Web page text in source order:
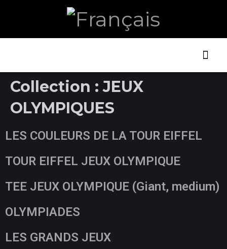
Collection :JEUX
OLYMPIQUES
LES COULEURS DE LA TOUR EIFFEL
TOUR EIFFEL JEUX OLYMPIQUE
TEE JEUX OLYMPIQUE (Giant, medium)
OLYMPIADES
LES GRANDS JEUX